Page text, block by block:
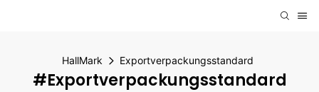
HallMark Exportverpackungsstandard
#Exportverpackungsstandard